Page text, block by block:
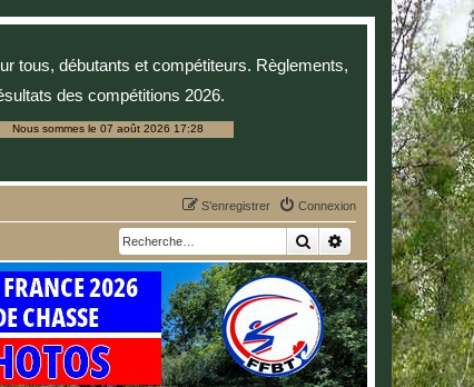
tous, débutants et compétiteurs. Règlements,
des compétitions 2026.
Nous sommes le 07 août 2026 17:28
Connexion
S’enregistrer
RechercherRecherche avancée